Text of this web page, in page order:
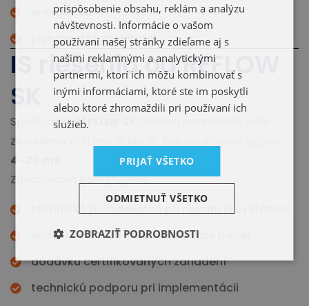
energetika
plynárenský priemysel
IS riešenia od REFLOW
SK
SpoločnosťREFLOW SK
zariadenia vrátane IS bariér pre analógové signály
4–20 mA
Zákazníkom poskytujeme:
technické poradenstvo pri návrhu IS systémov
výber vhodných intrinsically safe bariér
dodávku certifikovaných zariadení
technickú podporu pri implementácii
prispôsobenie obsahu, reklám a analýzu
návštevnosti. Informácie o vašom
používaní našej stránky zdieľame aj s
našimi reklamnými a analytickými
partnermi, ktorí ich môžu kombinovať s
inými informáciami, ktoré ste im poskytli
alebo ktoré zhromaždili pri používaní ich
služieb.
PRIJAŤ VŠETKO
ODMIETNUŤ VŠETKO
ZOBRAZIŤ PODROBNOSTI